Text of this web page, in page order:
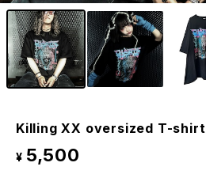
Killing XX oversized T-shirt
¥ 5,500